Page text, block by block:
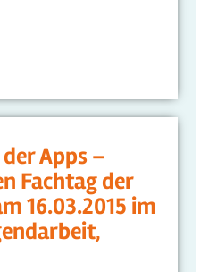
Apps –
Fachtag der
16.03.2015 im